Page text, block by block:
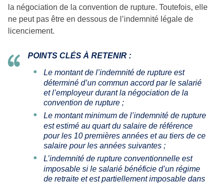
la négociation de la convention de rupture. Toutefois, elle
ne peut pas être en dessous de l’indemnité légale de
licenciement.
POINTS CLÉS À RETENIR :
Le montant de l’indemnité de rupture est
déterminé d’un commun accord par le salarié
et l’employeur durant la négociation de la
convention de rupture ;
Le montant minimum de l’indemnité de rupture
est estimé au quart du salaire de référence
pour les 10 premières années et au tiers de ce
salaire pour les années suivantes ;
L’indemnité de rupture conventionnelle est
imposable si le salarié bénéficie d’un régime
de retraite et est partiellement imposable dans